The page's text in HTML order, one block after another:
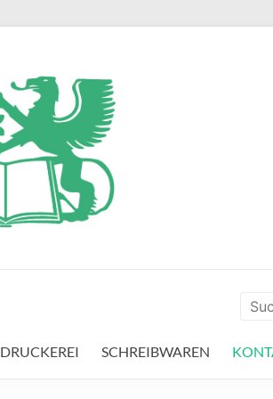
DRUCKEREI SCHREIBWAREN